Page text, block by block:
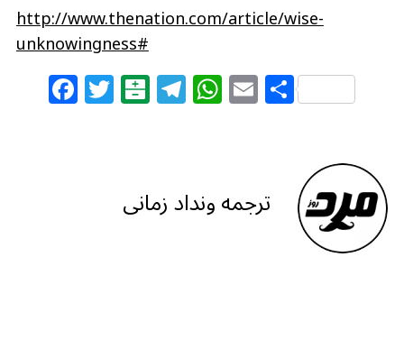
http://www.thenation.com/article/wise-
unknowingness#
F
a T
w
r
B
al
in
T
el
ra
m
W
h
A
E
m S
h
e ترجمه ونداد زمانی